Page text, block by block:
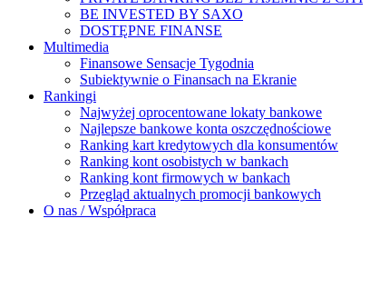
BE INVESTED BY SAXO
DOSTĘPNE FINANSE
Multimedia
Finansowe Sensacje Tygodnia
Subiektywnie o Finansach na Ekranie
Rankingi
Najwyżej oprocentowane lokaty bankowe
Najlepsze bankowe konta oszczędnościowe
Ranking kart kredytowych dla konsumentów
Ranking kont osobistych w bankach
Ranking kont firmowych w bankach
Przegląd aktualnych promocji bankowych
O nas / Współpraca